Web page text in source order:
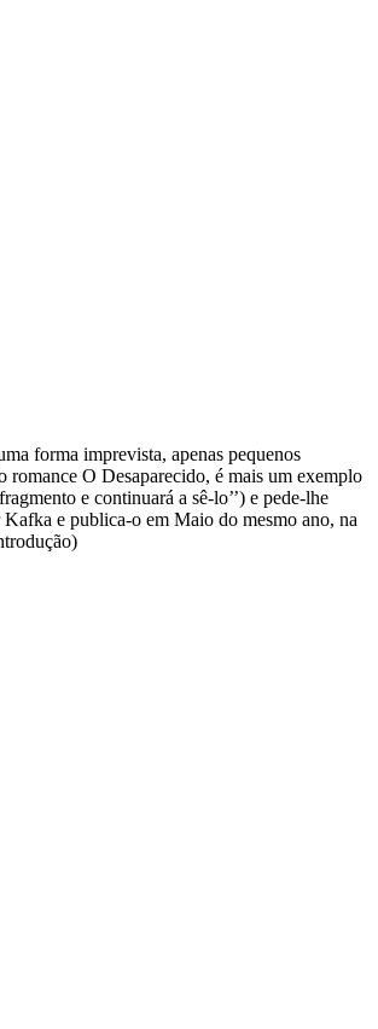
forma imprevista, apenas pequenos
romance O Desaparecido, é mais um exemplo
e continuará a sê-lo’’) e pede-lhe
Kafka e publica-o em Maio do mesmo ano, na